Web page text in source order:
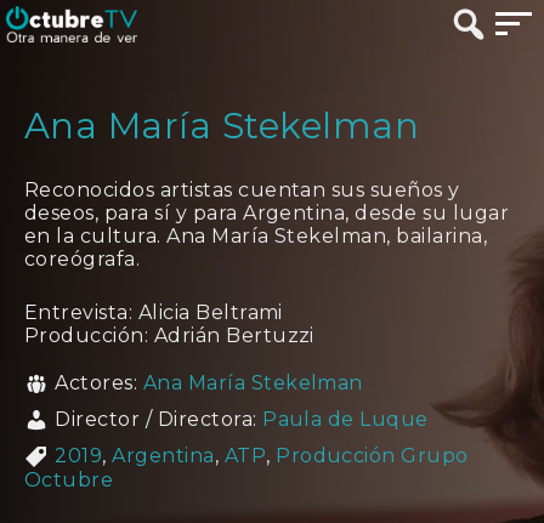
Ana María Stekelman
Reconocidos artistas cuentan sus sueños y
deseos, para sí y para Argentina, desde su lugar
en la cultura. Ana María Stekelman, bailarina,
coreógrafa.
Entrevista: Alicia Beltrami
Producción: Adrián Bertuzzi
Actores: Ana María Stekelman
Director / Directora: Paula de Luque
2019,Argentina, ATP, Producción Grupo
Octubre